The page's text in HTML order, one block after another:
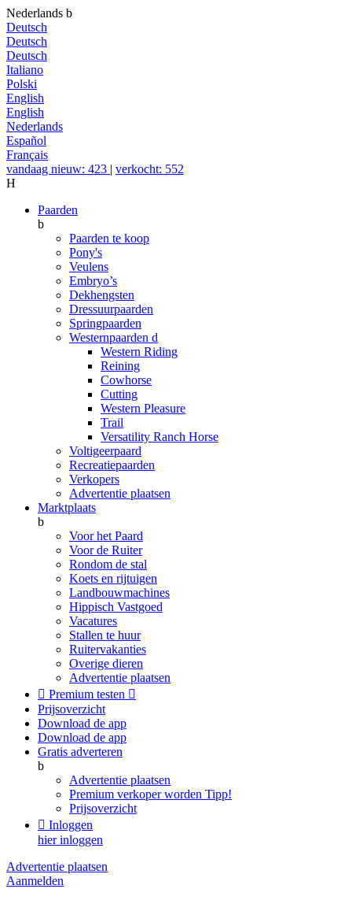
Nederlands b
Deutsch
Deutsch
Deutsch
Italiano
Polski
English
English
Nederlands
Español
Français
vandaag nieuw: 423 | verkocht: 552
H
Paarden
b
Paarden te koop
Pony's
Veulens
Embryo’s
Dekhengsten
Dressuurpaarden
Springpaarden
Westernpaarden d
Western Riding
Reining
Cowhorse
Cutting
Western Pleasure
Trail
Versatility Ranch Horse
Voltigeerpaard
Recreatiepaarden
Verkopers
Advertentie plaatsen
Marktplaats
b
Voor het Paard
Voor de Ruiter
Rondom de stal
Koets en rijtuigen
Landbouwmachines
Hippisch Vastgoed
Vacatures
Stallen te huur
Ruitervakanties
Overige dieren
Advertentie plaatsen
 Premium testen 
Prijsoverzicht
Download de app
Download de app
Gratis adverteren
b
Advertentie plaatsen
Premium verkoper worden Tipp!
Prijsoverzicht
 Inloggen
hier inloggen
Advertentie plaatsen
Aanmelden